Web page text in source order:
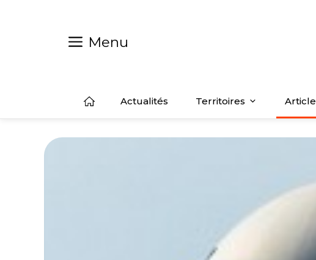
Menu
Actualités Territoires